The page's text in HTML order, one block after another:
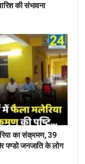
की संभावना
का संक्रमण, 39
पण्डो जनजाति के लोग